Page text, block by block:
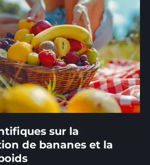
sur la
de bananes et la